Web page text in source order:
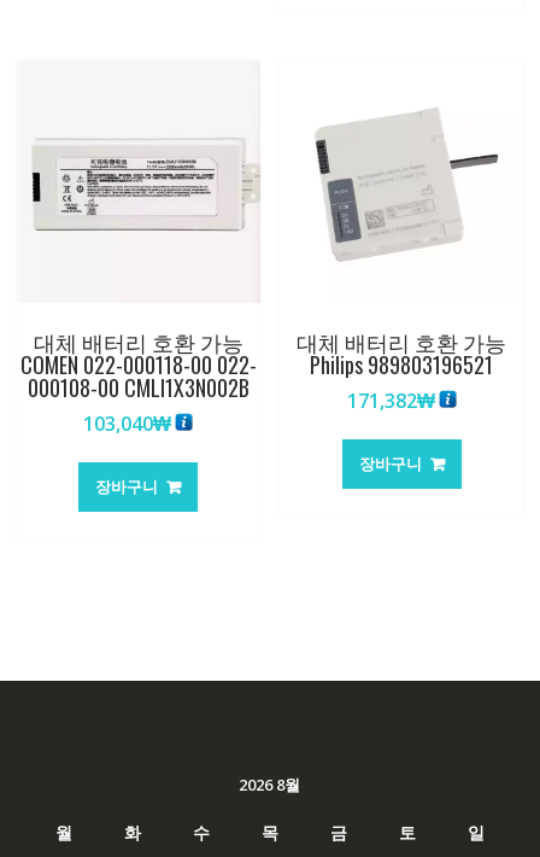
대체 배터리 호환 가능
COMEN 022-000118-00 022-
000108-00 CMLI1X3N002B
103,040₩
장바구니
대체 배터리 호환 가능
Philips 989803196521
171,382₩
장바구니
2026 8월
월 화 수 목 금 토
일